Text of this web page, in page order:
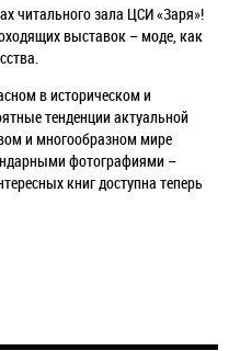
читального зала ЦСИ«Заря»!
выставок –моде, как
в историческом и
тенденции актуальной
и многообразном мире
фотографиями –
книг доступна теперь